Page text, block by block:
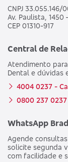
CNPJ 33.055.146/
Av. Paulista, 1450
CEP 01310-917
Central de
Atendimento
Dental e dúvidas
4004 0237 -
0800 237
WhatsApp
Agende
solicite segunda
com facilidade e